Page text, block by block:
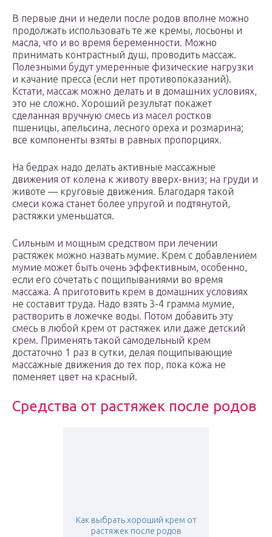
В первые дни и недели после родов вполне можно
продолжать использовать те же кремы, лосьоны и
масла, что и во время беременности. Можно
принимать контрастный душ, проводить массаж.
Полезными будут умеренные физические нагрузки
и качание пресса (если нет противопоказаний).
Кстати, массаж можно делать и в домашних условиях,
это не сложно. Хороший результат покажет
сделанная вручную смесь из масел ростков
пшеницы, апельсина, лесного ореха и розмарина;
все компоненты взяты в равных пропорциях.
На бедрах надо делать активные массажные
движения от колена к животу вверх-вниз; на груди и
животе — круговые движения. Благодаря такой
смеси кожа станет более упругой и подтянутой,
растяжки уменьшатся.
Сильным и мощным средством при лечении
растяжек можно назвать мумие. Крем с добавлением
мумие может быть очень эффективным, особенно,
если его сочетать с пощипываниями во время
массажа. А приготовить крем в домашних условиях
не составит труда. Надо взять 3-4 грамма мумие,
растворить в ложечке воды. Потом добавить эту
смесь в любой крем от растяжек или даже детский
крем. Применять такой самодельный крем
достаточно 1 раз в сутки, делая пощипывающие
массажные движения до тех пор, пока кожа не
поменяет цвет на красный.
Средства от растяжек после родов
Как выбрать хороший крем от
растяжек после родов